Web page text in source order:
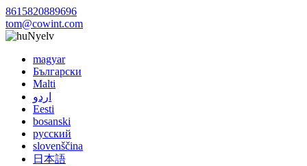
8615820889696
tom@cowint.com
Nyelv
magyar
Български
Malti
اردو
Eesti
bosanski
русский
slovenščina
日本語